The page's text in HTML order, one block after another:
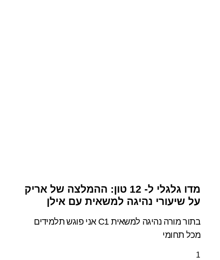
מדו גלגלי ל- 12 טון: ההמלצה של אריק
על שיעורי נהיגה למשאית עם אילן
בתור מורה נהיגה למשאית C1 אני פוגש תלמידים
מכל תחומי